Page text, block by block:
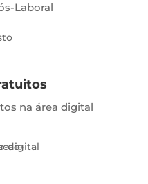
Laboral
na área digital